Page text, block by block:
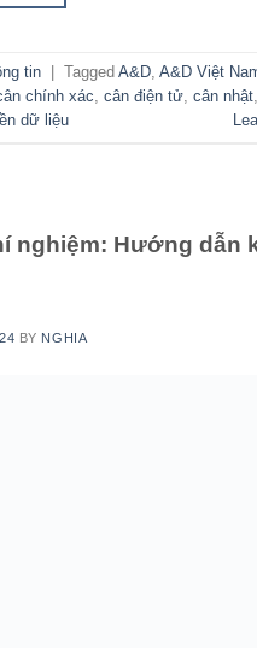
tin Tagged A&D, A&D Việt
chính xác, cân điện tử, cân nhật,
dữ liệu
nghiệm: Hướng dẫn
BY NGHIA